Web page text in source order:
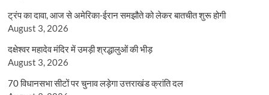
ट्रंप का दावा, आज से अमेरिका-ईरान समझौते को लेकर बातचीत शुरू होगी
August 3, 2026
दक्षेश्वर महादेव मंदिर में उमड़ी श्रद्धालुओं की भीड़
August 3, 2026
70 विधानसभा सीटों पर चुनाव लड़ेगा उत्तराखंड क्रांति दल